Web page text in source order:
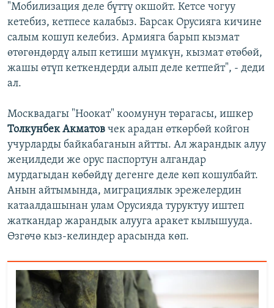
"Мобилизация деле бүттү окшойт. Кетсе чогуу
кетебиз, кетпесе калабыз. Барсак Орусияга кичине
салым кошуп келебиз. Армияга барып кызмат
өтөгөндөрдү алып кетиши мүмкүн, кызмат өтөбөй,
жашы өтүп кеткендерди алып деле кетпейт", - деди
ал.
Москвадагы "Ноокат" коомунун төрагасы, ишкер
Толкунбек Акматов чек арадан өткөрбөй койгон
учурларды байкабаганын айтты. Ал жарандык алуу
жеңилдеди же орус паспортун алгандар
мурдагыдан көбөйдү дегенге деле көп кошулбайт.
Анын айтымында, миграциялык эрежелердин
катаалдашынан улам Орусияда туруктуу иштеп
жаткандар жарандык алууга аракет кылышууда.
Өзгөчө кыз-келиндер арасында көп.